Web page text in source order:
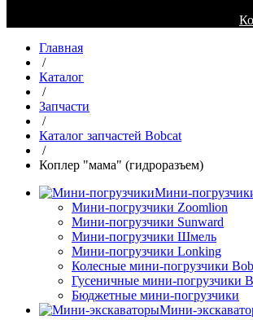
Главная
/
Каталог
/
Запчасти
/
Каталог запчастей Bobcat
/
Коплер "мама" (гидроразъем)
Мини-
Мини-погрузчики Zoomlion
Мини-погрузчики Sunward
Мини-погрузчики Шмель
Мини-погрузчики Lonking
Колесные мини-погрузчики
Гусеничные мини-погрузчики
Бюджетные мини-погрузчики
Мини-